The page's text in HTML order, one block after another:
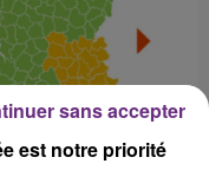
est notre priorité
sans accepter